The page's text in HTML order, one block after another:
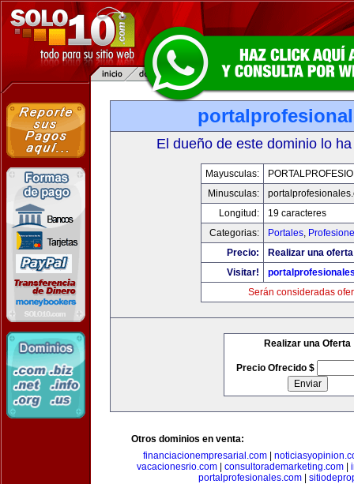
El dueño de este dominio lo
Mayusculas:
Minusculas:
Longitud:
19 caracteres
Categorias:
Portales,
Precio:
Realizar una
Visitar!
Serán consideradas
Realizar una Oferta
Precio Ofrecido $
Otros dominios en venta:
financiacionempresarial.com
vacacionesrio.com
consultorademarketing.com
portalprofesionales.com|